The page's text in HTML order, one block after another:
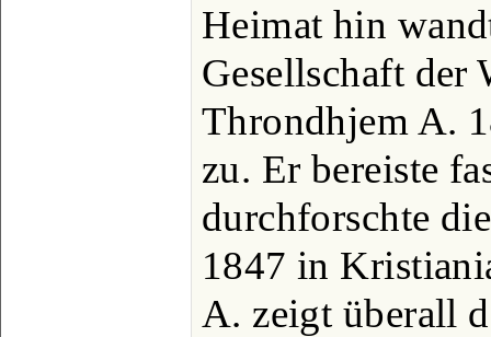
Heimat hin
Gesellschaft der
Throndhjem A.
zu. Er bereiste
durchforschte
1847 in
A. zeigt überall